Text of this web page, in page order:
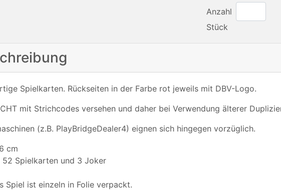
Anzahl
Stück
Spielkarten. Rückseiten in der Farbe rot jeweils mit DBV-Logo.
mit Strichcodes versehen und daher bei Verwendung älterer
(z.B. PlayBridgeDealer4) eignen sich hingegen vorzüglich.
cm
52 Spielkarten und 3 Joker
Spiel ist einzeln in Folie verpackt.